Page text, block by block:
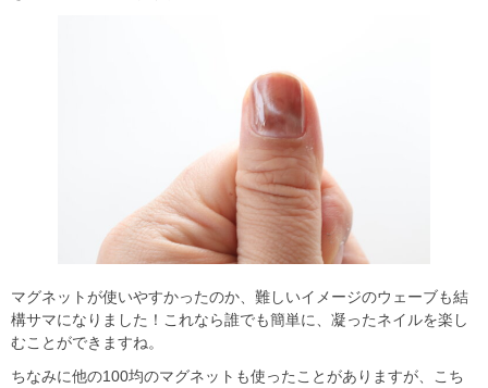
マグネットが使いやすかったのか、難しいイメージのウェーブも結
構サマになりました！これなら誰でも簡単に、凝ったネイルを楽し
むことができますね。
ちなみに他の100均のマグネットも使ったことがありますが、こち